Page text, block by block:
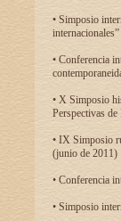
• Simposio
• Conferencia
• X Simposio
Perspectivas
• IX Simposio
(junio de 2011)
• Conferencia
• Simposio